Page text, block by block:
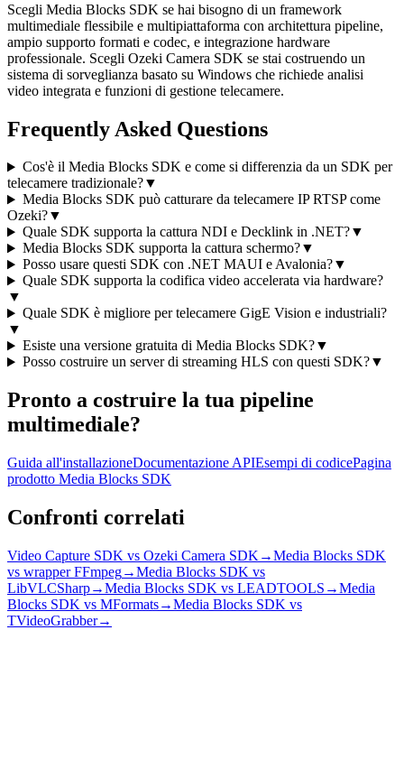
Scegli Media Blocks SDK se hai bisogno di un framework
multimediale flessibile e multipiattaforma con architettura pipeline,
ampio supporto formati e codec, e integrazione hardware
professionale. Scegli Ozeki Camera SDK se stai costruendo un
sistema di sorveglianza basato su Windows che richiede analisi
video integrata e funzioni di gestione telecamere.
Frequently Asked Questions
Cos'è il Media Blocks SDK e come si differenzia da un SDK per
telecamere tradizionale?▼
Media Blocks SDK può catturare da telecamere IP RTSP come
Ozeki?▼
Quale SDK supporta la cattura NDI e Decklink in .NET?▼
Media Blocks SDK supporta la cattura schermo?▼
Posso usare questi SDK con .NET MAUI e Avalonia?▼
Quale SDK supporta la codifica video accelerata via hardware?
▼
Quale SDK è migliore per telecamere GigE Vision e industriali?
▼
Esiste una versione gratuita di Media Blocks SDK?▼
Posso costruire un server di streaming HLS con questi SDK?▼
Pronto a costruire la tua pipeline
multimediale?
Guida all'installazioneDocumentazione APIEsempi di codicePagina
prodotto Media Blocks SDK
Confronti correlati
Video Capture SDK vs Ozeki Camera SDK →Media Blocks SDK
vs wrapper FFmpeg→Media Blocks SDK vs
LibVLCSharp→Media Blocks SDK vs LEADTOOLS →Media
Blocks SDK vs MFormats→Media Blocks SDK vs
TVideoGrabber→